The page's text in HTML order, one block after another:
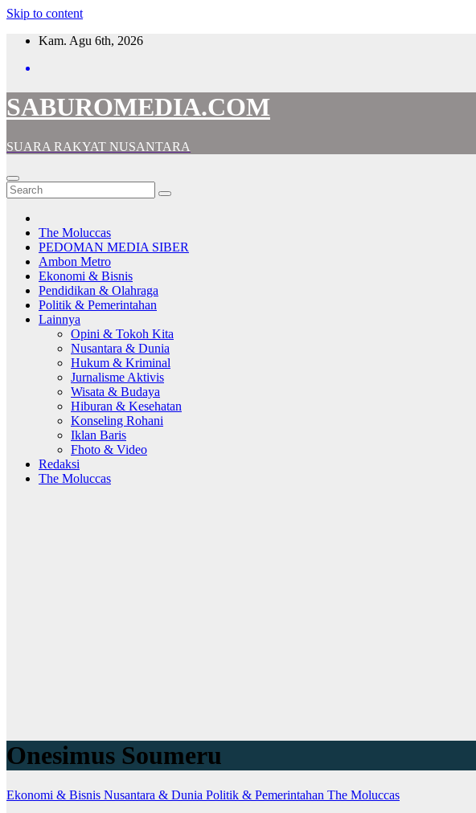
Skip to content
Kam. Agu 6th, 2026
SABUROMEDIA.COM
SUARA RAKYAT NUSANTARA
The Moluccas
PEDOMAN MEDIA SIBER
Ambon Metro
Ekonomi & Bisnis
Pendidikan & Olahraga
Politik & Pemerintahan
Lainnya
Opini & Tokoh Kita
Nusantara & Dunia
Hukum & Kriminal
Jurnalisme Aktivis
Wisata & Budaya
Hiburan & Kesehatan
Konseling Rohani
Iklan Baris
Fhoto & Video
Redaksi
The Moluccas
Onesimus Soumeru
Ekonomi & Bisnis Nusantara & Dunia Politik & Pemerintahan The Moluccas